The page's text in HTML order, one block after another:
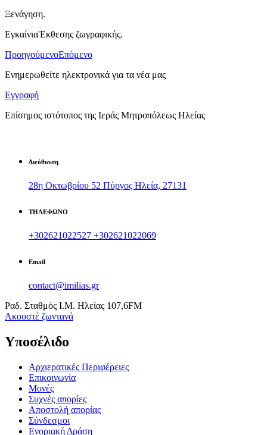
Ξενάγηση.
Εγκαίνια'Εκθεσης ζωγραφικής.
ΠροηγούμενοΕπόμενο
Ενημερωθείτε ηλεκτρονικά για τα νέα μας
Εγγραφή
Επίσημος ιστότοπος της Ιεράς Μητροπόλεως Ηλείας
Διεύθυνση
28η Οκτωβρίου 52 Πύργος Ηλεία, 27131
ΤΗΛΕΦΩΝΟ
+302621022527 +302621022069
Email
contact@imilias.gr
Ραδ. Σταθμός Ι.Μ. Ηλείας 107,6FM
Aκουστέ ζωντανά
Υποσέλιδο
Αρχιερατικές Περιφέρειες
Επικοινωνία
Μονές
Συχνές απορίες
Αποστολή απορίας
Σύνδεσμοι
Ενοριακή Δράση